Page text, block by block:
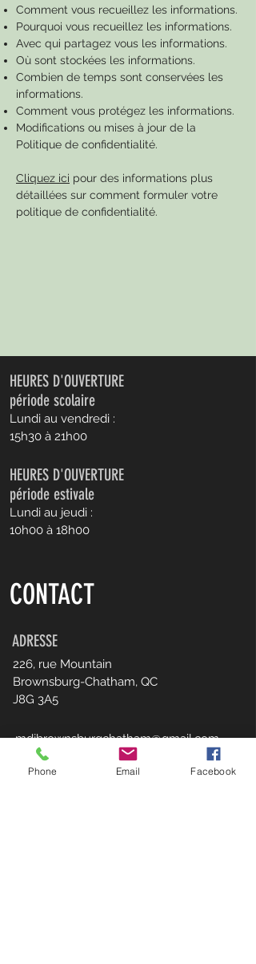
Comment vous recueillez les informations.
Pourquoi vous recueillez les informations.
Avec qui partagez vous les informations.
Où sont stockées les informations.
Combien de temps sont conservées les
informations.
Comment vous protégez les informations.
Modifications ou mises à jour de la
Politique de confidentialité.
Cliquez ici pour des informations plus
détaillées sur comment formuler votre
politique de confidentialité.
HEURES D'OUVERTURE
période scolaire
Lundi au vendredi :
15h30 à 21h00
HEURES D'OUVERTURE
période estivale
Lundi au jeudi :
10h00 à 18h00
CONTACT
ADRESSE
226, rue Mountain
Brownsburg-Chatham, QC
J8G 3A5
mdjbrownsburgchatham@gmail.com
450.533.6948
Phone Email Facebook